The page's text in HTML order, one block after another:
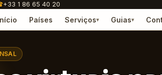
+33 1 86 65 40 20
Países Serviços▾ Guias▾